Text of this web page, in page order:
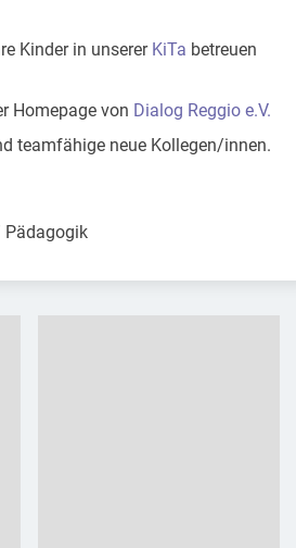
Kinder in unserer KiTa betreuen
Homepage von Dialog Reggio e.V.
teamfähige neue Kollegen/innen.
Pädagogik